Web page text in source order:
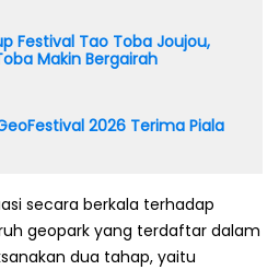
Festival Tao Toba Joujou,
Makin Bergairah
2026 Terima Piala
secara berkala terhadap
geopark yang terdaftar dalam
dua tahap, yaitu